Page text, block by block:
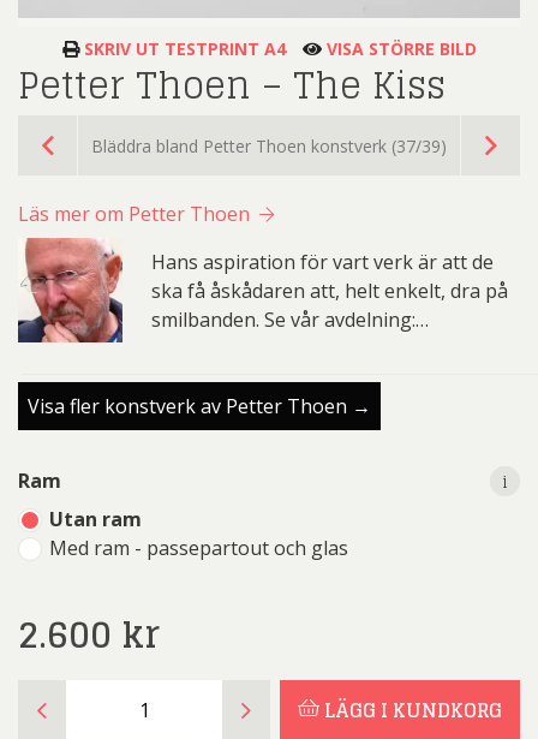
SKRIV UT TESTPRINT A4 VISA STÖRRE BILD
Petter Thoen – The Kiss
Bläddra bland Petter Thoen konstverk (37/39)
Läs mer om Petter Thoen
Hans aspiration för vart verk är att de
ska få åskådaren att, helt enkelt, dra på
smilbanden. Se vår avdelning:…
Visa fler konstverk av Petter Thoen →
Ram
Utan ram
Med ram - passepartout och glas
i
2.600 kr
i
Thoen
LÄGG I KUNDKORG